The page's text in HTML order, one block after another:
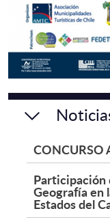
CONCURSO
Geografía en
Estados del